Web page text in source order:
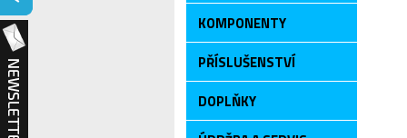
KOMPONENTY
PŘÍSLUŠENSTVÍ
DOPLŇKY